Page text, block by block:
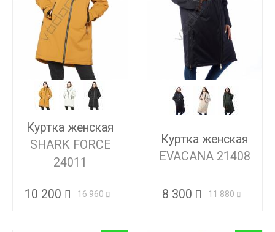
Куртка женская
SHARK FORCE
24011
10 200 16 960
Куртка женская
EVACANA 21408
8 300 11 880